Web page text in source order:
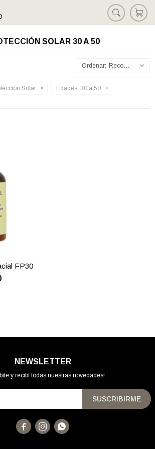
SOLAR 30 A 50
Recomendados
Solar Edades: 30 a 50
FP30
NEWSLETTER
y recibí todas nuestras novedades!
SUSCRIBIRME
  